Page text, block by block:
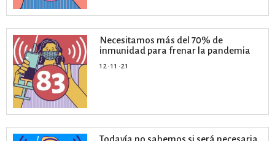
Necesitamos más del 70% de
inmunidad para frenar la pandemia
12·11·21